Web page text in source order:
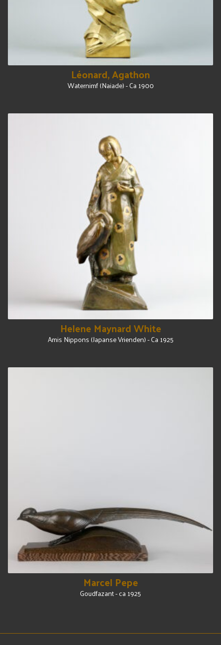
Léonard, Agathon
Waternimf (Naiade) - Ca 1900
Helene Maynard White
Amis Nippons (Japanse Vrienden) - Ca 1925
Marcel Pepe
Goudfazant - ca 1925